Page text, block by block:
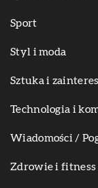
Sport
Styl i moda
Sztuka i
Technologia i
Wiadomości /
Zdrowie i fitness